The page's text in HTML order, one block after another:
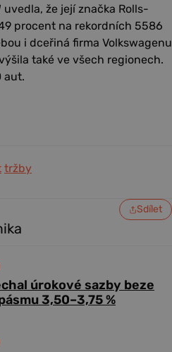
uvedla, že její značka Rolls-
procent na rekordních 5586
i dceřiná firma Volkswagenu
také ve všech regionech.
aut.
tržby
Sdílet
úrokové sazby beze
3,50–3,75 %